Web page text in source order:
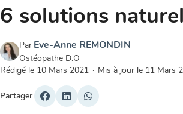
6 solutions
Par Eve-Anne REMONDIN
Ostéopathe D.O
Rédigé le 10 Mars 2021 · Mis à jour le 11 Mars
Partager